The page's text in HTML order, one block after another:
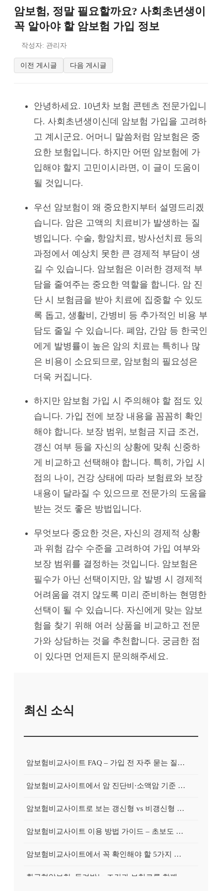
암보험, 정말 필요할까요? 사회초년생이
꼭 알아야 할 암보험 가입 정보
작성자: 관리자
이전 게시글 다음 게시글
안녕하세요. 10년차 보험 콘텐츠 전문가입니
다. 사회초년생이신데 암보험 가입을 고려하
고 계시군요. 어머니 말씀처럼 암보험은 중
요한 보험입니다. 하지만 어떤 암보험에 가
입해야 할지 고민이시라면, 이 글이 도움이
될 것입니다.
우선 암보험이 왜 중요한지부터 설명드리겠
습니다. 암은 고액의 치료비가 발생하는 질
병입니다. 수술, 항암치료, 방사선치료 등의
과정에서 예상치 못한 큰 경제적 부담이 생
길 수 있습니다. 암보험은 이러한 경제적 부
담을 줄여주는 중요한 역할을 합니다. 암 진
단 시 보험금을 받아 치료에 집중할 수 있도
록 돕고, 생활비, 간병비 등 추가적인 비용 부
담도 줄일 수 있습니다. 폐암, 간암 등 한국인
에게 발병률이 높은 암의 치료는 특히나 많
은 비용이 소요되므로, 암보험의 필요성은
더욱 커집니다.
하지만 암보험 가입 시 주의해야 할 점도 있
습니다. 가입 전에 보장 내용을 꼼꼼히 확인
해야 합니다. 보장 범위, 보험금 지급 조건,
갱신 여부 등을 자신의 상황에 맞춰 신중하
게 비교하고 선택해야 합니다. 특히, 가입 시
점의 나이, 건강 상태에 따라 보험료와 보장
내용이 달라질 수 있으므로 전문가의 도움을
받는 것도 좋은 방법입니다.
무엇보다 중요한 것은, 자신의 경제적 상황
과 위험 감수 수준을 고려하여 가입 여부와
보장 범위를 결정하는 것입니다. 암보험은
필수가 아닌 선택이지만, 암 발병 시 경제적
어려움을 겪지 않도록 미리 준비하는 현명한
선택이 될 수 있습니다. 자신에게 맞는 암보
험을 찾기 위해 여러 상품을 비교하고 전문
가와 상담하는 것을 추천합니다. 궁금한 점
이 있다면 언제든지 문의해주세요.
최신 소식
암보험비교사이트 FAQ – 가입 전 자주 묻는 질문 정리
암보험비교사이트에서 암 진단비·소액암 기준 제대로 비교하기
암보험비교사이트로 보는 갱신형 vs 비갱신형 암보험 차이
암보험비교사이트 이용 방법 가이드 – 초보도 쉽게 비교하는 순서
암보험비교사이트에서 꼭 확인해야 할 5가지 비교 포인트